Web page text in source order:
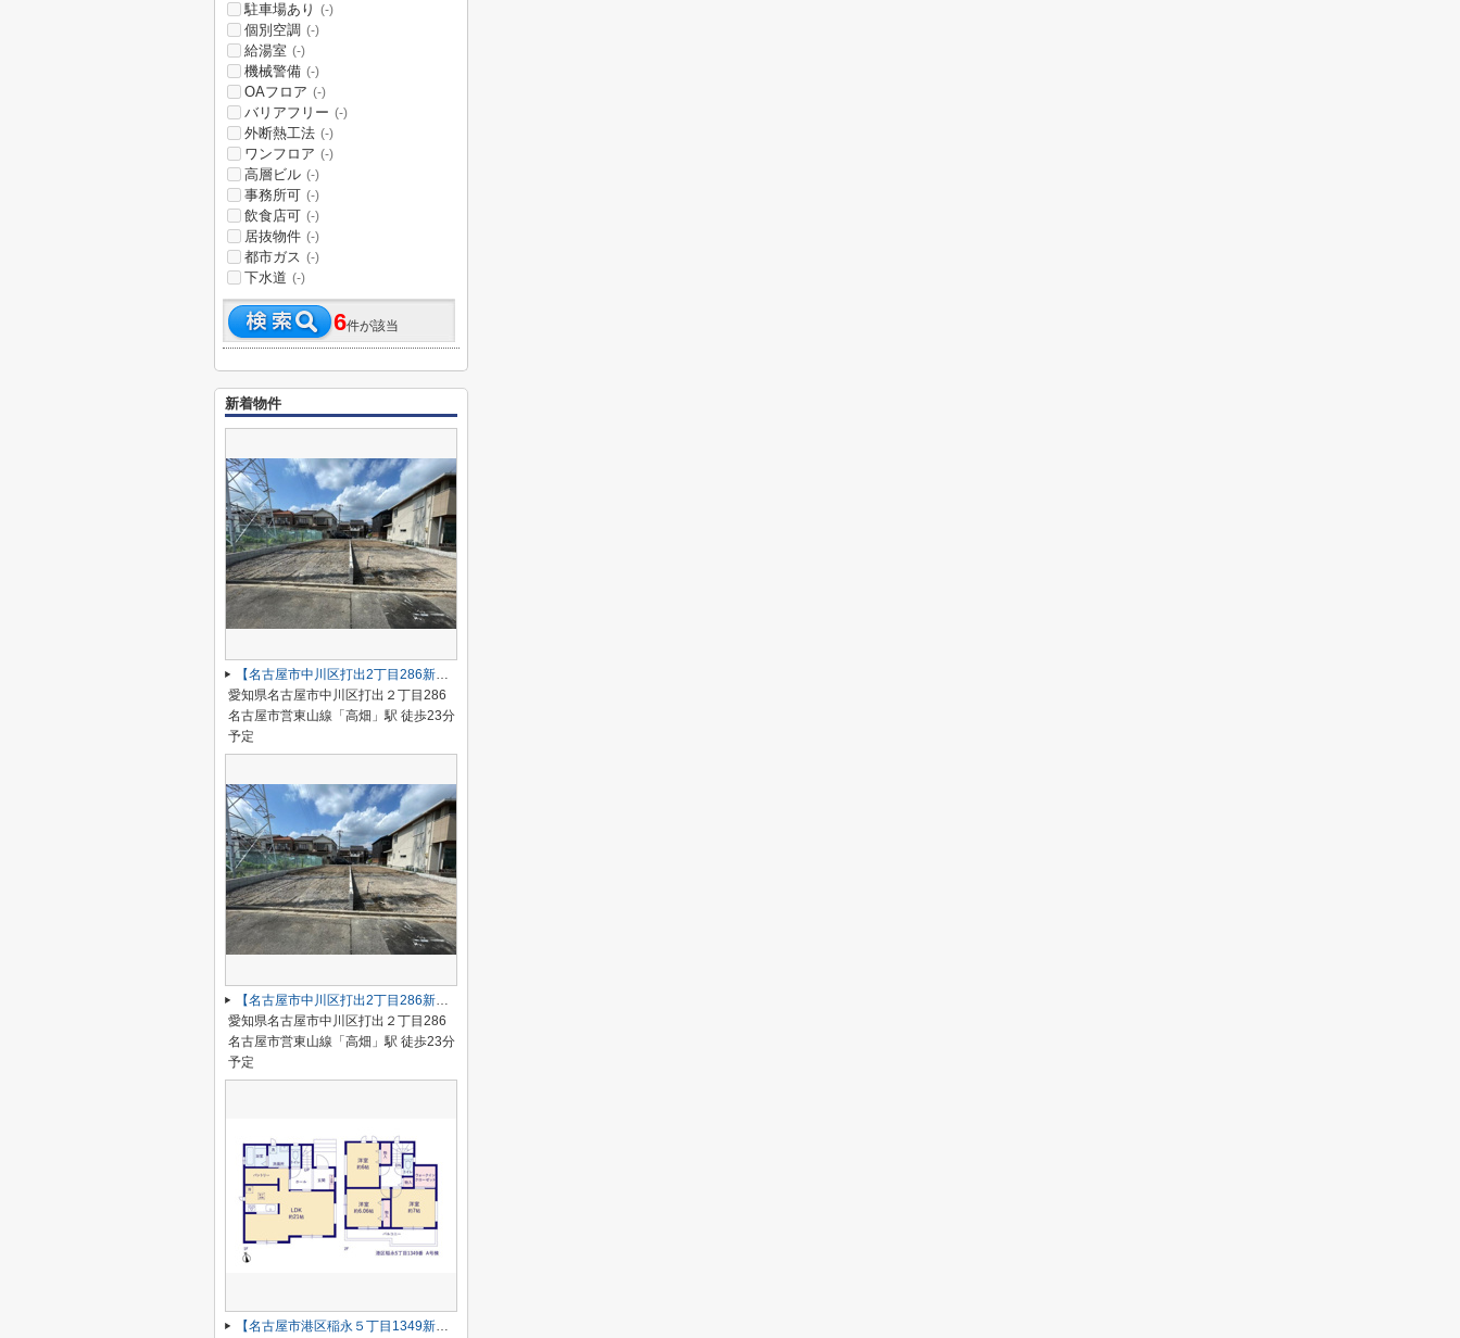
駐車場あり (-)
個別空調 (-)
給湯室 (-)
機械警備 (-)
OAフロア (-)
バリアフリー (-)
外断熱工法 (-)
ワンフロア (-)
高層ビル (-)
事務所可 (-)
飲食店可 (-)
居抜物件 (-)
都市ガス (-)
下水道 (-)
6件が該当
新着物件
【名古屋市中川区打出2丁目286新築戸建A号棟】仲介手数料無料！荒子小学校・一柳中学校
愛知県名古屋市中川区打出２丁目286
名古屋市営東山線「高畑」駅 徒歩23分
予定
【名古屋市中川区打出2丁目286新築戸建B号棟】仲介手数料無料！荒子小学校・一柳中学校
愛知県名古屋市中川区打出２丁目286
名古屋市営東山線「高畑」駅 徒歩23分
予定
【名古屋市港区稲永５丁目1349新築戸建】仲介手数料無料！